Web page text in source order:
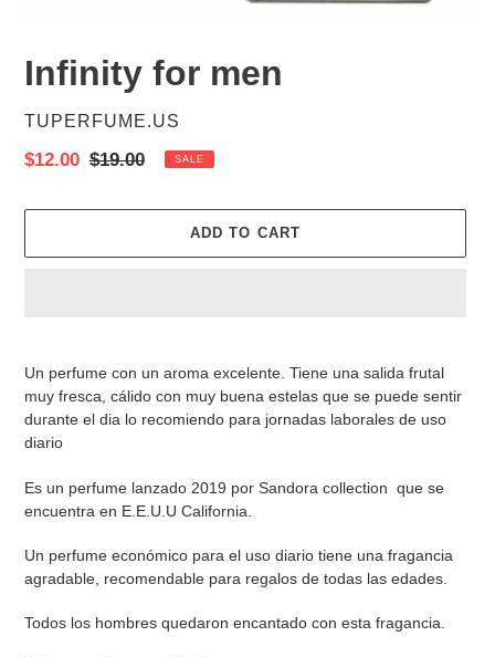
Infinity for men
VENDOR
TUPERFUME.US
Sale
$12.00 Regular
$19.00 SALE
ADD TO CART
your
Un perfume con un aroma excelente. Tiene una salida frutal
muy fresca, cálido con muy buena estelas que se puede sentir
durante el dia lo recomiendo para jornadas laborales de uso
diario
Es un perfume lanzado 2019 por Sandora collection que se
encuentra en E.E.U.U California.
Un perfume económico para el uso diario tiene una fragancia
agradable, recomendable para regalos de todas las edades.
Todos los hombres quedaron encantado con esta fragancia.